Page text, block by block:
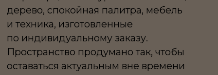
просторные гостиная, столовая и кухня.
Здесь же находятся кабинет и гостевая
спальня с собственным санузлом —
автономное пространство для близких
или партнёров. Второй уровень —
приватная территория семьи. Мастер-
спальня с ванной и гардеробной и две